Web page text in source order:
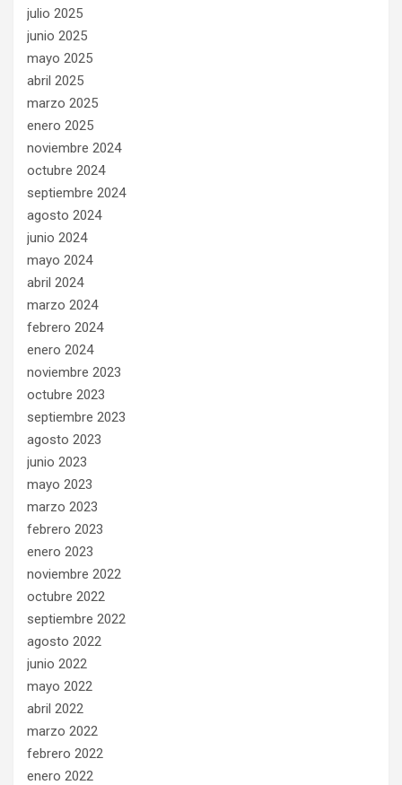
julio 2025
junio 2025
mayo 2025
abril 2025
marzo 2025
enero 2025
noviembre 2024
octubre 2024
septiembre 2024
agosto 2024
junio 2024
mayo 2024
abril 2024
marzo 2024
febrero 2024
enero 2024
noviembre 2023
octubre 2023
septiembre 2023
agosto 2023
junio 2023
mayo 2023
marzo 2023
febrero 2023
enero 2023
noviembre 2022
octubre 2022
septiembre 2022
agosto 2022
junio 2022
mayo 2022
abril 2022
marzo 2022
febrero 2022
enero 2022